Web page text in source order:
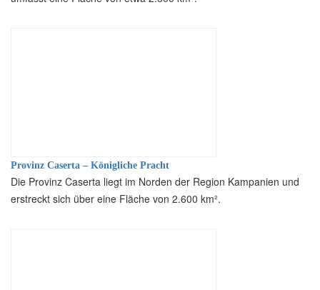
Provinz Caserta – Königliche Pracht
Die Provinz Caserta liegt im Norden der Region Kampanien und
erstreckt sich über eine Fläche von 2.600 km².